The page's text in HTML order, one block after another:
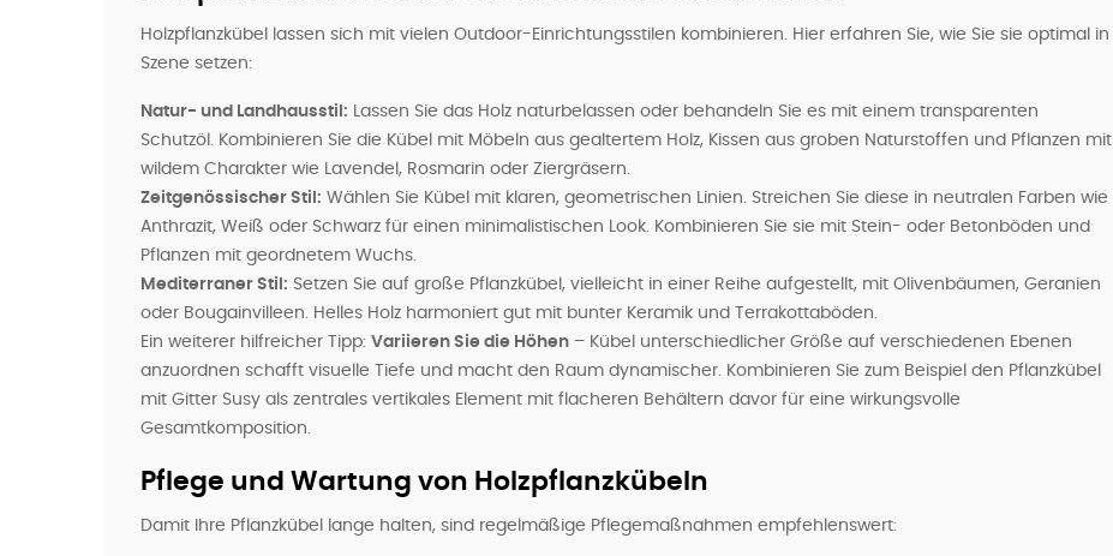
Holzpflanzkübel lassen sich mit vielen Outdoor-Einrichtungsstilen kombinieren. Hier erfahren Sie, wie Sie sie optimal in
Szene setzen:
Natur- und Landhausstil: Lassen Sie das Holz naturbelassen oder behandeln Sie es mit einem transparenten
Schutzöl. Kombinieren Sie die Kübel mit Möbeln aus gealtertem Holz, Kissen aus groben Naturstoffen und Pflanzen mit
wildem Charakter wie Lavendel, Rosmarin oder Ziergräsern.
Zeitgenössischer Stil: Wählen Sie Kübel mit klaren, geometrischen Linien. Streichen Sie diese in neutralen Farben wie
Anthrazit, Weiß oder Schwarz für einen minimalistischen Look. Kombinieren Sie sie mit Stein- oder Betonböden und
Pflanzen mit geordnetem Wuchs.
Mediterraner Stil: Setzen Sie auf große Pflanzkübel, vielleicht in einer Reihe aufgestellt, mit Olivenbäumen, Geranien
oder Bougainvilleen. Helles Holz harmoniert gut mit bunter Keramik und Terrakottaböden.
Ein weiterer hilfreicher Tipp: Variieren Sie die Höhen – Kübel unterschiedlicher Größe auf verschiedenen Ebenen
anzuordnen schafft visuelle Tiefe und macht den Raum dynamischer. Kombinieren Sie zum Beispiel den Pflanzkübel
mit Gitter Susy als zentrales vertikales Element mit flacheren Behältern davor für eine wirkungsvolle
Gesamtkomposition.
Pflege und Wartung von Holzpflanzkübeln
Damit Ihre Pflanzkübel lange halten, sind regelmäßige Pflegemaßnahmen empfehlenswert: